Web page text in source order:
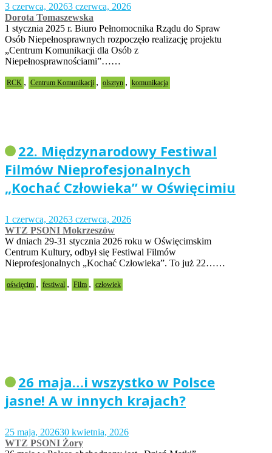
3 czerwca, 20263 czerwca, 2026
Dorota Tomaszewska
1 stycznia 2025 r. Biuro Pełnomocnika Rządu do Spraw
Osób Niepełnosprawnych rozpoczęło realizację projektu
„Centrum Komunikacji dla Osób z
Niepełnosprawnościami”……
RCK , Centrum Komunikacji , olsztyn , komunikacja
22. Międzynarodowy Festiwal
Filmów Nieprofesjonalnych
„Kochać Człowieka” w Oświęcimiu
1 czerwca, 20263 czerwca, 2026
WTZ PSONI Mokrzeszów
W dniach 29-31 stycznia 2026 roku w Oświęcimskim
Centrum Kultury, odbył się Festiwal Filmów
Nieprofesjonalnych „Kochać Człowieka”. To już 22……
oświęcim , festiwal , Film , człowiek
26 maja…i wszystko w Polsce
jasne! A w innych krajach?
25 maja, 202630 kwietnia, 2026
WTZ PSONI Żory